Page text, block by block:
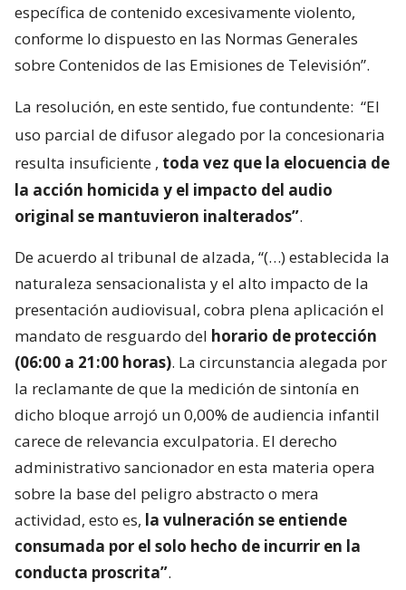
específica de contenido excesivamente violento,
conforme lo dispuesto en las Normas Generales
sobre Contenidos de las Emisiones de Televisión”.
La resolución, en este sentido, fue contundente: “El
uso parcial de difusor alegado por la concesionaria
resulta insuficiente , toda vez que la elocuencia de
la acción homicida y el impacto del audio
original se mantuvieron inalterados”.
De acuerdo al tribunal de alzada, “(…) establecida la
naturaleza sensacionalista y el alto impacto de la
presentación audiovisual, cobra plena aplicación el
mandato de resguardo del horario de protección
(06:00 a 21:00 horas). La circunstancia alegada por
la reclamante de que la medición de sintonía en
dicho bloque arrojó un 0,00% de audiencia infantil
carece de relevancia exculpatoria. El derecho
administrativo sancionador en esta materia opera
sobre la base del peligro abstracto o mera
actividad, esto es, la vulneración se entiende
consumada por el solo hecho de incurrir en la
conducta proscrita”.